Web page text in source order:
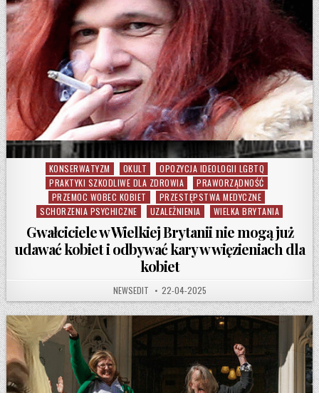
Posted in
KONSERWATYZM OKULT
OPOZYCJA IDEOLOGII LGBTQ
PRAKTYKI SZKODLIWE DLA ZDROWIA
PRAWORZĄDNOŚĆ
PRZEMOC WOBEC KOBIET
PRZESTĘPSTWA MEDYCZNE
SCHORZENIA PSYCHICZNE
UZALEŻNIENIA WIELKA BRYTANIA
Gwałciciele w Wielkiej Brytanii nie mogą już
udawać kobiet i odbywać kary w więzieniach dla
kobiet
AUTHOR:
NEWSEDIT PUBLISHED DATE:
22-04-2025